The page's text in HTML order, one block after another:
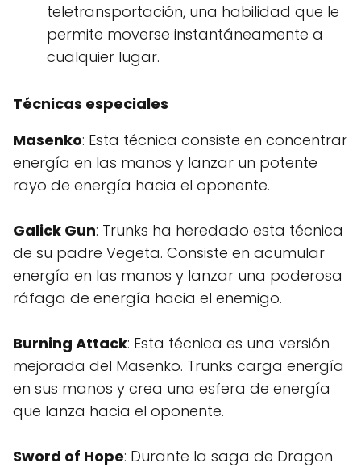
teletransportación, una habilidad que le
permite moverse instantáneamente a
cualquier lugar.
Técnicas especiales
Masenko: Esta técnica consiste en concentrar
energía en las manos y lanzar un potente
rayo de energía hacia el oponente.
Galick Gun: Trunks ha heredado esta técnica
de su padre Vegeta. Consiste en acumular
energía en las manos y lanzar una poderosa
ráfaga de energía hacia el enemigo.
Burning Attack: Esta técnica es una versión
mejorada del Masenko. Trunks carga energía
en sus manos y crea una esfera de energía
que lanza hacia el oponente.
Sword of Hope: Durante la saga de Dragon